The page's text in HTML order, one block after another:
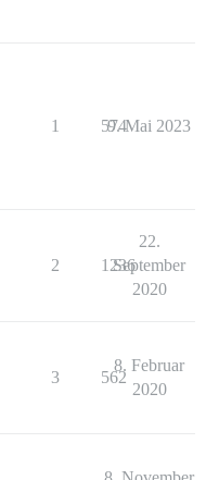
1 574
9. Mai 2023
2 1236
22.
September
2020
3 562
8. Februar
2020